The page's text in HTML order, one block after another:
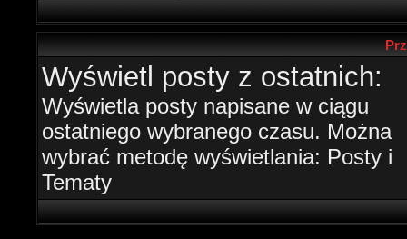
Wyświetl posty z ostatnich:
Wyświetla posty napisane w ciągu
ostatniego wybranego czasu. Można
wybrać metodę wyświetlania: Posty i
Tematy